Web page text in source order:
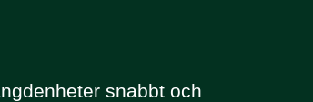
snabbt och